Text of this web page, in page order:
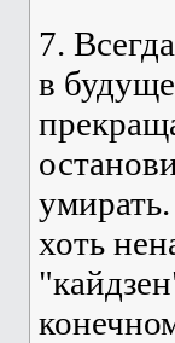
7.
в
хоть